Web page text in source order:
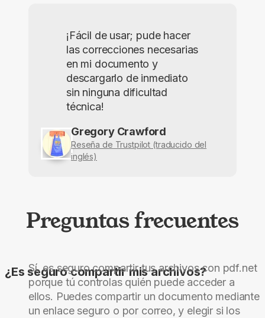
¡Fácil de usar; pude hacer
las correcciones necesarias
en mi documento y
descargarlo de inmediato
sin ninguna dificultad
técnica!
Gregory Crawford
Reseña de Trustpilot (traducido del
inglés)
Preguntas frecuentes
¿Es seguro compartir mis archivos?
Sí, es seguro compartir tus archivos con pdf.net
porque tú controlas quién puede acceder a
ellos. Puedes compartir un documento mediante
un enlace seguro o por correo, y elegir si los